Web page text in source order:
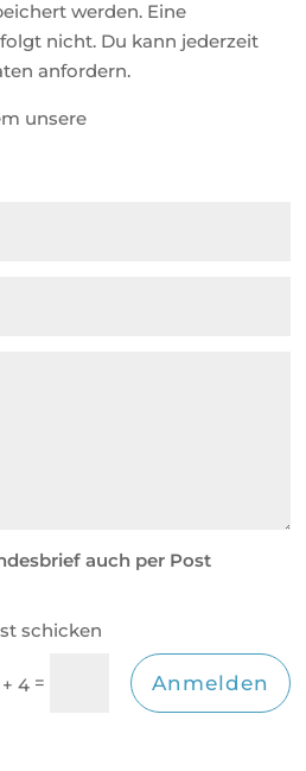
werden. Eine
nicht. Du kann jederzeit
anfordern.
unsere
auch per Post
schicken
4= Anmelden